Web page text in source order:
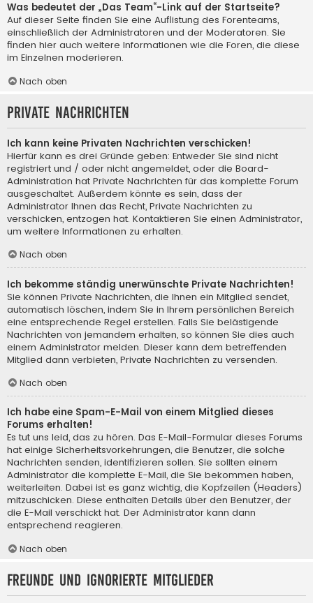
Was bedeutet der „Das Team“-Link auf der Startseite?
Auf dieser Seite finden Sie eine Auflistung des Forenteams,
einschließlich der Administratoren und der Moderatoren. Sie
finden hier auch weitere Informationen wie die Foren, die diese
im Einzelnen moderieren.
Nach oben
Private Nachrichten
Ich kann keine Privaten Nachrichten verschicken!
Hierfür kann es drei Gründe geben: Entweder Sie sind nicht
registriert und / oder nicht angemeldet, oder die Board-
Administration hat Private Nachrichten für das komplette Forum
ausgeschaltet. Außerdem könnte es sein, dass der
Administrator Ihnen das Recht, Private Nachrichten zu
verschicken, entzogen hat. Kontaktieren Sie einen Administrator,
um weitere Informationen zu erhalten.
Nach oben
Ich bekomme ständig unerwünschte Private Nachrichten!
Sie können Private Nachrichten, die Ihnen ein Mitglied sendet,
automatisch löschen, indem Sie in Ihrem persönlichen Bereich
eine entsprechende Regel erstellen. Falls Sie belästigende
Nachrichten von jemandem erhalten, so können Sie dies auch
einem Administrator melden. Dieser kann dem betreffenden
Mitglied dann verbieten, Private Nachrichten zu versenden.
Nach oben
Ich habe eine Spam-E-Mail von einem Mitglied dieses
Forums erhalten!
Es tut uns leid, das zu hören. Das E-Mail-Formular dieses Forums
hat einige Sicherheitsvorkehrungen, die Benutzer, die solche
Nachrichten senden, identifizieren sollen. Sie sollten einem
Administrator die komplette E-Mail, die Sie bekommen haben,
weiterleiten. Dabei ist es ganz wichtig, die Kopfzeilen (Headers)
mitzuschicken. Diese enthalten Details über den Benutzer, der
die E-Mail verschickt hat. Der Administrator kann dann
entsprechend reagieren.
Nach oben
Freunde und ignorierte Mitglieder